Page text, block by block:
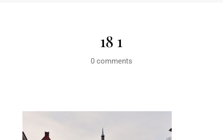
18 1
0 comments